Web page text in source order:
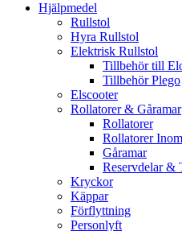
Hjälpmedel
Rullstol
Hyra Rullstol
Elektrisk Rullstol
Tillbehör till
Tillbehör Plego
Elscooter
Rollatorer & Gåramar
Rollatorer
Rollatorer
Gåramar
Reservdelar &
Kryckor
Käppar
Förflyttning
Personlyft